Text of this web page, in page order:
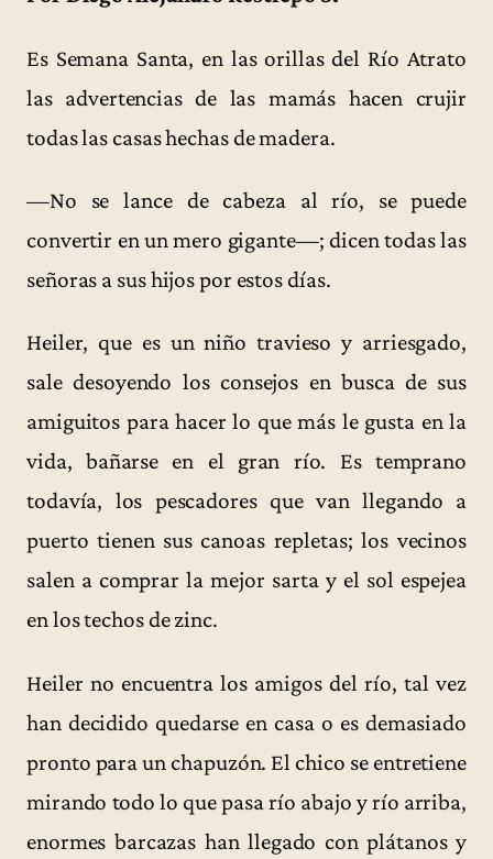
Es Semana Santa, en las orillas del Río Atrato
las advertencias de las mamás hacen crujir
todas las casas hechas de madera.
—No se lance de cabeza al río, se puede
convertir en un mero gigante—; dicen todas las
señoras a sus hijos por estos días.
Heiler, que es un niño travieso y arriesgado,
sale desoyendo los consejos en busca de sus
amiguitos para hacer lo que más le gusta en la
vida, bañarse en el gran río. Es temprano
todavía, los pescadores que van llegando a
puerto tienen sus canoas repletas; los vecinos
salen a comprar la mejor sarta y el sol espejea
en los techos de zinc.
Heiler no encuentra los amigos del río, tal vez
han decidido quedarse en casa o es demasiado
pronto para un chapuzón. El chico se entretiene
mirando todo lo que pasa río abajo y río arriba,
enormes barcazas han llegado con plátanos y